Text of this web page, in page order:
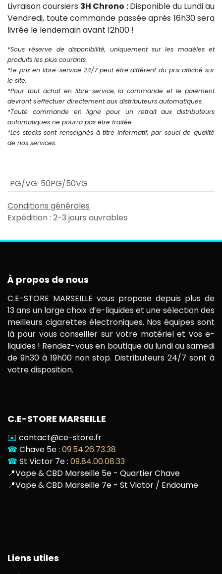
Livraison coursiers 3H Chrono :Disponible du Lundi au
Vendredi, toute commande passée après 16h30 sera
livrée le lendemain avant 12h00 !
*Sous réserve de disponibilité, uniquement sur les modèles et
produits les plus courants.
*Le prix en libre-service 24/7 peut être différent du prix affiché sur
le site.
*Pour tout achat en libre-service, la commande et le paiement
devront s'effectuer directement aux distributeurs automatiques.
*Toute commande en ligne pour un retrait aux distributeurs
automatiques ne pourra pas être traitée.
*Les stocks sont renseignés à titre informatif, par souci de qualité
de nos services.
PG/VG: 50PG/50VG
Conditions générales
Expédition : 2-3 jours ouvrables
À propos de nous
C.E-STORE MARSEILLE vous propose depuis plus de
13 ans un large choix d’e-liquides et une sélection des
meilleurs cigarettes électroniques. Nos équipes sont
là pour vous conseiller sur votre matériel et vos e-
liquides ! Rendez-vous en boutique du lundi au samedi
de 9h30 à 19h00 non stop. Distributeurs 24/7 sont à
votre disposition.
C.E-STORE MARSEILLE
✉️ contact@ce-store.fr
☎ Chave 5e : 09.54.26.73.38
☎ St Victor 7e : 09.84.00.08.33
📍Vape & CBD Marseille 5e - Quartier Chave
📍Vape & CBD Marseille 7e - St Victor / Endoume
Liens utiles